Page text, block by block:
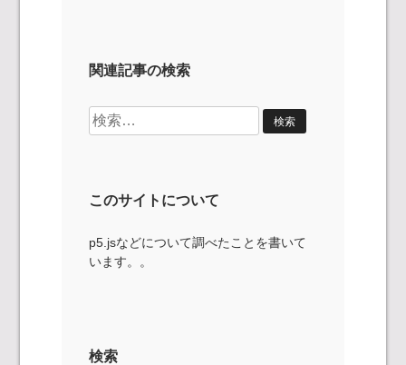
関連記事の検索
検
索:
このサイトについて
p5.jsなどについて調べたことを書いて
います。。
検索